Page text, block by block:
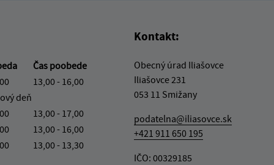
Čas poobede
13,00 - 16,00
deň
13,00 - 17,00
13,00 - 16,00
13,00 - 13,30
Kontakt:
Obecný úrad Iliašovce
Iliašovce 231
053 11 Smižany
podatelna@iliasovce.sk
+421 911 650 195
IČO: 00329185